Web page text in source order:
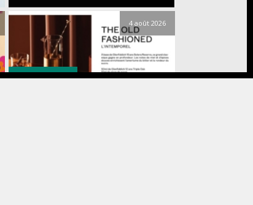
4 août 2026
Food & Drink